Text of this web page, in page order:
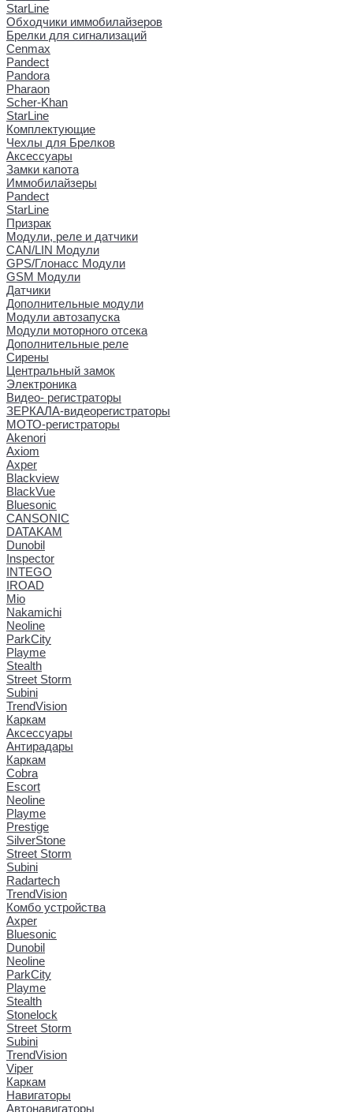
StarLine
Обходчики иммобилайзеров
Брелки для сигнализаций
Cenmax
Pandect
Pandora
Pharaon
Scher-Khan
StarLine
Комплектующие
Чехлы для Брелков
Аксессуары
Замки капота
Иммобилайзеры
Pandect
StarLine
Призрак
Модули, реле и датчики
CAN/LIN Модули
GPS/Глонасс Модули
GSM Модули
Датчики
Дополнительные модули
Модули автозапуска
Модули моторного отсека
Дополнительные реле
Сирены
Центральный замок
Электроника
Видео- регистраторы
ЗЕРКАЛА-видеорегистраторы
МОТО-регистраторы
Akenori
Axiom
Axper
Blackview
BlackVue
Bluesonic
CANSONIC
DATAKAM
Dunobil
Inspector
INTEGO
IROAD
Mio
Nakamichi
Neoline
ParkCity
Playme
Stealth
Street Storm
Subini
TrendVision
Каркам
Аксессуары
Антирадары
Каркам
Cobra
Escort
Neoline
Playme
Prestige
SilverStone
Street Storm
Subini
Radartech
TrendVision
Комбо устройства
Axper
Bluesonic
Dunobil
Neoline
ParkCity
Playme
Stealth
Stonelock
Street Storm
Subini
TrendVision
Viper
Каркам
Навигаторы
Автонавигаторы